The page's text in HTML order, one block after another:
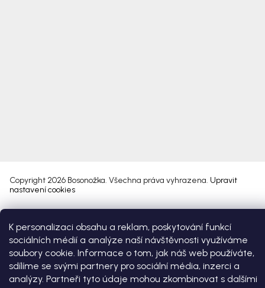
K personalizaci obsahu a reklam, poskytování funkcí
sociálních médií a analýze naší návštěvnosti využíváme
soubory cookie. Informace o tom, jak náš web používáte,
sdílíme se svými partnery pro sociální média, inzerci a
analýzy. Partneři tyto údaje mohou zkombinovat s dalšími
Copyright 2026 Bosonožka. Všechna práva vyhrazena. Upravit
nastavení cookies